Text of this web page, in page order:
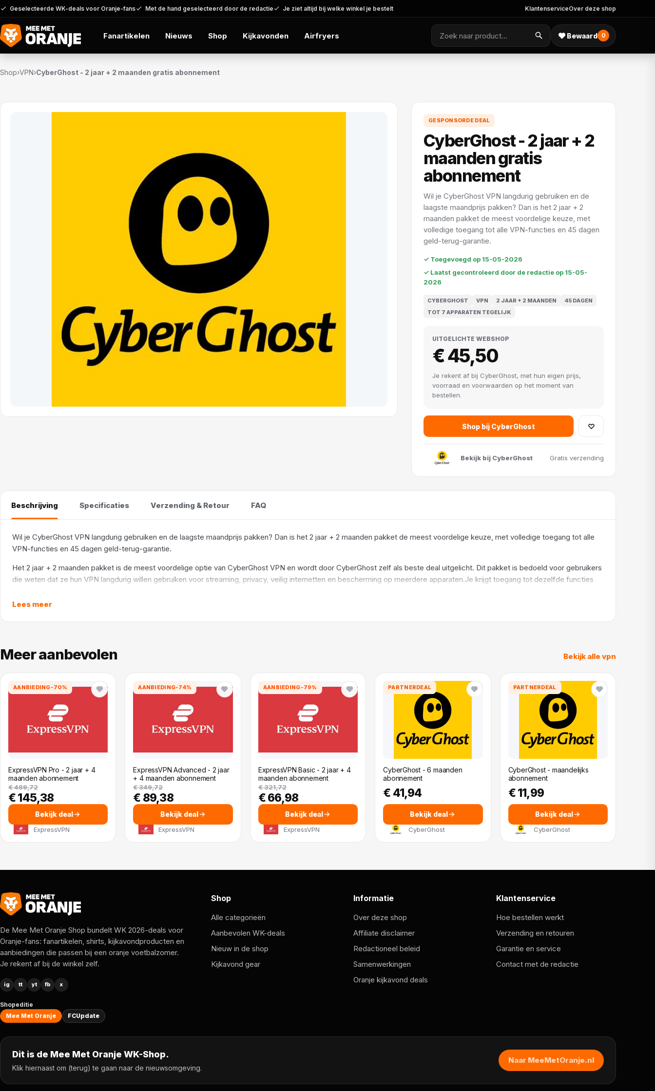
Geselecteerde WK-deals voor Oranje-fans Met de hand geselecteerd door de redactie Je ziet altijd bij welke winkel je bestelt KlantenserviceOver deze shop
Fanartikelen Nieuws Shop Kijkavonden Airfryers Bewaard 0
Shop›VPN›CyberGhost - 2 jaar + 2 maanden gratis abonnement
GESPONSORDE DEAL
CyberGhost - 2 jaar + 2
maanden gratis
abonnement
Wil je CyberGhost VPN langdurig gebruiken en de
laagste maandprijs pakken? Dan is het 2 jaar + 2
maanden pakket de meest voordelige keuze, met
volledige toegang tot alle VPN-functies en 45 dagen
geld-terug-garantie.
✓ Toegevoegd op 15-05-2026
✓ Laatst gecontroleerd door de redactie op 15-05-
2026
CYBERGHOST VPN 2 JAAR + 2 MAANDEN
45 DAGEN
TOT 7 APPARATEN TEGELIJK
UITGELICHTE WEBSHOP
€ 45,50
Je rekent af bij CyberGhost, met hun eigen prijs,
voorraad en voorwaarden op het moment van
bestellen.
Shop bij CyberGhost ♡
Bekijk bij CyberGhost Gratis verzending
Beschrijving Specificaties Verzending & Retour FAQ
Wil je CyberGhost VPN langdurig gebruiken en de laagste maandprijs pakken? Dan is het 2 jaar + 2 maanden pakket de meest voordelige keuze, met volledige toegang tot alle
VPN-functies en 45 dagen geld-terug-garantie.
Het 2 jaar + 2 maanden pakket is de meest voordelige optie van CyberGhost VPN en wordt door CyberGhost zelf als beste deal uitgelicht. Dit pakket is bedoeld voor gebruikers
die weten dat ze hun VPN langdurig willen gebruiken voor streaming, privacy, veilig internetten en bescherming op meerdere apparaten.Je krijgt toegang tot dezelfde functies
oplossing wil inzetten. Denk aan live sport kijken, series streamen, veilig werken op openbare wifi, reizen of gewoon meer controle over je online verbinding. Ook dit pakket heeft
Lees meer
Meer aanbevolen Bekijk alle vpn
AANBIEDING-70%
ExpressVPN Pro - 2 jaar + 4
maanden abonnement
€ 489,72
€ 145,38
Bekijk deal
ExpressVPN
AANBIEDING-74%
ExpressVPN Advanced - 2 jaar
+ 4 maanden abonnement
€ 349,72
€ 89,38
Bekijk deal
ExpressVPN
AANBIEDING-79%
ExpressVPN Basic - 2 jaar + 4
maanden abonnement
€ 321,72
€ 66,98
Bekijk deal
ExpressVPN
PARTNERDEAL
CyberGhost - 6 maanden
abonnement
€ 41,94
Bekijk deal
CyberGhost
PARTNERDEAL
CyberGhost - maandelijks
abonnement
€ 11,99
Bekijk deal
CyberGhost
De Mee Met Oranje Shop bundelt WK 2026-deals voor
Oranje-fans: fanartikelen, shirts, kijkavondproducten en
aanbiedingen die passen bij een oranje voetbalzomer.
Je rekent af bij de winkel zelf.
ig tt yt fb x
Shopeditie
Mee Met Oranje
FCUpdate
Shop
Alle categorieën
Aanbevolen WK-deals
Nieuw in de shop
Kijkavond gear
Informatie
Over deze shop
Affiliate disclaimer
Redactioneel beleid
Samenwerkingen
Oranje kijkavond deals
Klantenservice
Hoe bestellen werkt
Verzending en retouren
Garantie en service
Contact met de redactie
Dit is de Mee Met Oranje WK-Shop.
Klik hiernaast om (terug) te gaan naar de nieuwsomgeving.
Naar MeeMetOranje.nl